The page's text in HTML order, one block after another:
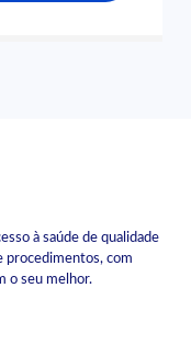
à saúde de qualidade
procedimentos, com
o seu melhor.